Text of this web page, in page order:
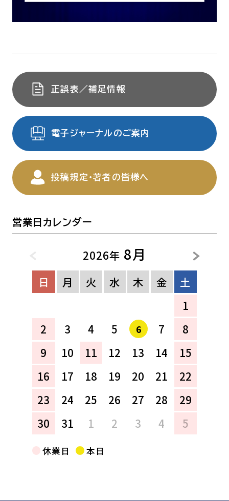
正誤表／補足情報
電子ジャーナルのご案内
投稿規定・著者の皆様へ
営業日カレンダー
2026年 8月
日 月 火 水 木 金
土
1
2
3 4 5 6 7
8
9
10 11 12 13 14
15
16
17 18 19 20 21
22
23
24 25 26 27 28
29
30
31 1 2 3 4 5
休業日 本日